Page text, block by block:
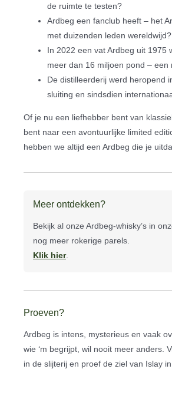
de ruimte te testen?
Ardbeg een fanclub heeft – het
met duizenden leden wereldwijd?
In 2022 een vat Ardbeg uit 1975
meer dan 16 miljoen pond – een
De distilleerderij werd heropend
sluiting en sindsdien
Of je nu een liefhebber bent van
bent naar een avontuurlijke limited
hebben we altijd een Ardbeg die je
Meer ontdekken?
Bekijk al onze Ardbeg-whisky’s in
nog meer rokerige parels.
Klik hier.
Proeven?
Ardbeg is intens, mysterieus en vaak
wie ‘m begrijpt, wil nooit meer anders.
in de slijterij en proef de ziel van Islay in